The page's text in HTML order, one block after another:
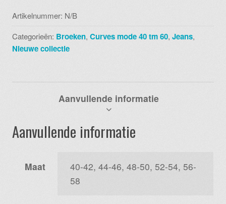
travel
pants
kleur
aantal
Artikelnummer: N/B
Categorieën: Broeken,Curves mode 40 tm 60,Jeans,
Nieuwe collectie
Aanvullende informatie
Aanvullende informatie
Maat
40-42, 44-46, 48-50, 52-54, 56-
58